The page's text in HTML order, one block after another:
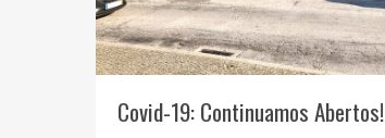
Covid-19: Continuamos Abertos!